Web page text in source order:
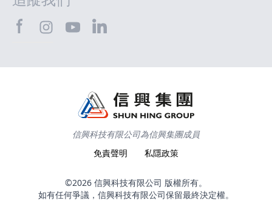
信興科技有限公司為信興集團成員
免責聲明
私隱政策
©2026 信興科技有限公司 版權所有。
如有任何爭議，信興科技有限公司保留最終決定權。